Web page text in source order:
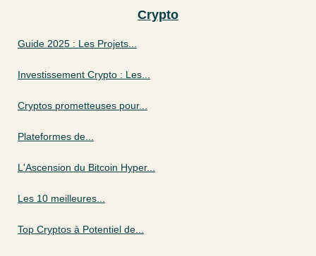
Crypto
Guide 2025 : Les Projets...
Investissement Crypto : Les...
Cryptos prometteuses pour...
Plateformes de...
L'Ascension du Bitcoin Hyper...
Les 10 meilleures...
Top Cryptos à Potentiel de...